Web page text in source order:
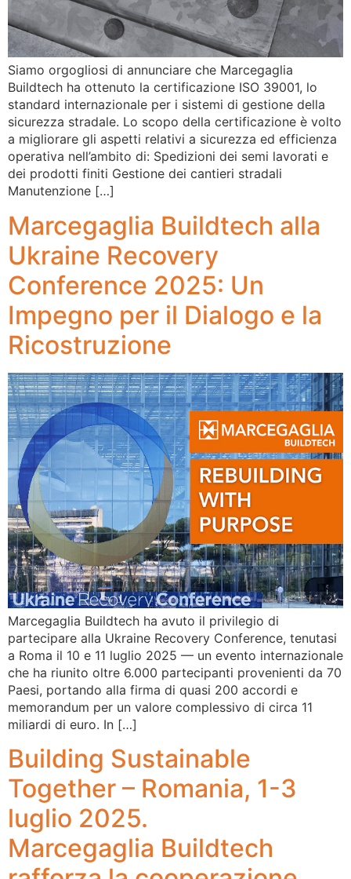
Siamo orgogliosi di annunciare che Marcegaglia
Buildtech ha ottenuto la certificazione ISO 39001, lo
standard internazionale per i sistemi di gestione della
sicurezza stradale. Lo scopo della certificazione è volto
a migliorare gli aspetti relativi a sicurezza ed efficienza
operativa nell’ambito di: Spedizioni dei semi lavorati e
dei prodotti finiti Gestione dei cantieri stradali
Manutenzione […]
Marcegaglia Buildtech alla
Ukraine Recovery
Conference 2025: Un
Impegno per il Dialogo e la
Ricostruzione
Marcegaglia Buildtech ha avuto il privilegio di
partecipare alla Ukraine Recovery Conference, tenutasi
a Roma il 10 e 11 luglio 2025 — un evento internazionale
che ha riunito oltre 6.000 partecipanti provenienti da 70
Paesi, portando alla firma di quasi 200 accordi e
memorandum per un valore complessivo di circa 11
miliardi di euro. In […]
Building Sustainable
Together – Romania, 1-3
luglio 2025.
Marcegaglia Buildtech